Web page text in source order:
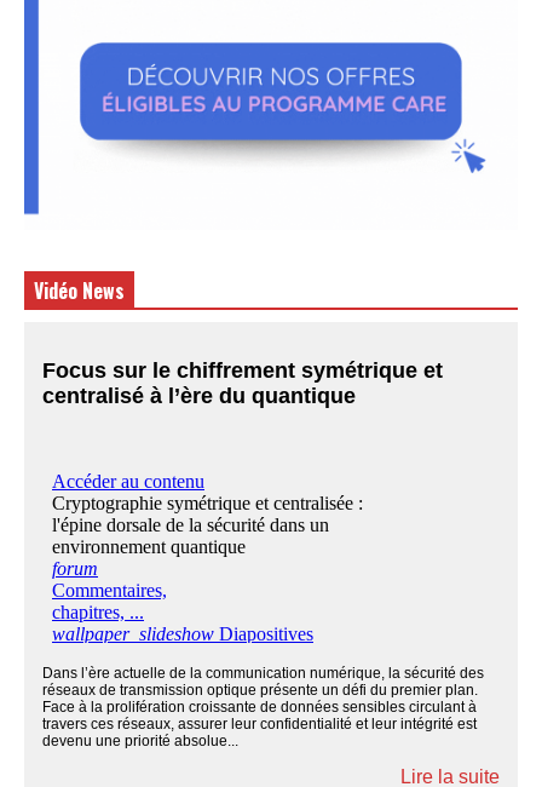
Vidéo News
Focus sur le chiffrement symétrique et
centralisé à l’ère du quantique
Dans l’ère actuelle de la communication numérique, la sécurité des
réseaux de transmission optique présente un défi du premier plan.
Face à la prolifération croissante de données sensibles circulant à
travers ces réseaux, assurer leur confidentialité et leur intégrité est
devenu une priorité absolue...
Lire la suite